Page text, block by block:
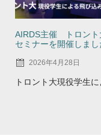
AIRDS主催 トロント
セミナーを開催しまし
2026年4月28日
トロント大現役学生